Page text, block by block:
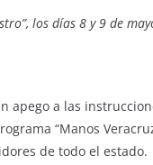
los días 8 y 9 de
apego a las
“Manos
de todo el estado.